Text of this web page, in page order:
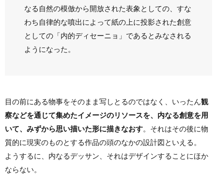
なる自然の模倣から開放された表象としての、すな
わち自律的な噴出によって紙の上に投影された創意
としての「内的ディセーニョ」であるとみなされる
ようになった。
目の前にある物事をそのまま写しとるのではなく、いったん観
察などを通じて集めたイメージのリソースを、内なる創意を用
いて、みずから思い描いた形に描きなおす。それはその後に物
質的に現実のものとする作品の頭のなかの設計図といえる。
ようするに、内なるデッサン、それはデザインすることにほか
ならない。